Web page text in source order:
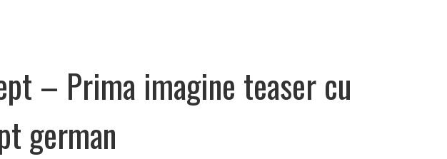
– Prima imagine teaser cu
german